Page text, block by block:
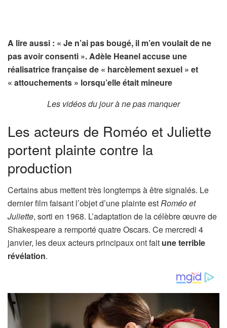
A lire aussi : « Je n’ai pas bougé, il m’en voulait de ne
pas avoir consenti ». Adèle Heanel accuse une
réalisatrice française de « harcèlement sexuel » et
« attouchements » lorsqu’elle était mineure
Les vidéos du jour à ne pas manquer
Les acteurs de Roméo et Juliette
portent plainte contre la
production
Certains abus mettent très longtemps à être signalés. Le
dernier film faisant l’objet d’une plainte estRoméo et
Juliette, sorti en 1968. L’adaptation de la célèbre œuvre de
Shakespeare a remporté quatre Oscars. Ce mercredi 4
janvier, les deux acteurs principaux ont fait une terrible
révélation.